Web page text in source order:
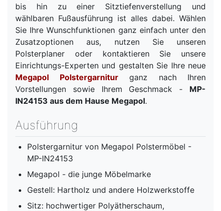
bis hin zu einer Sitztiefenverstellung und
wählbaren Fußausführung ist alles dabei. Wählen
Sie Ihre Wunschfunktionen ganz einfach unter den
Zusatzoptionen aus, nutzen Sie unseren
Polsterplaner oder kontaktieren Sie unsere
Einrichtungs-Experten und gestalten Sie Ihre neue
Megapol Polstergarniturganz nach Ihren
Vorstellungen sowie Ihrem Geschmack - MP-
IN24153 aus dem Hause Megapol.
Ausführung
Polstergarnitur von Megapol Polstermöbel -
MP-IN24153
Megapol - die junge Möbelmarke
Gestell: Hartholz und andere Holzwerkstoffe
Sitz: hochwertiger Polyätherschaum,